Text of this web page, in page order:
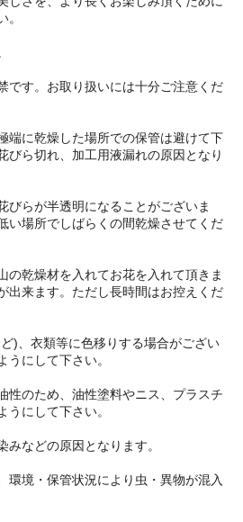
。
です。お取り扱いには十分ご注意くだ
端に乾燥した場所での保管は避けて下
びら切れ、加工用液漏れの原因となり
びらが半透明になることがございま
い場所でしばらくの間乾燥させてくだ
乾燥材を入れてお花を入れて頂きま
出来ます。ただし長時間はお控えくだ
)、衣類等に色移りする場合がござい
うにして下さい。
性のため、油性塗料やニス、プラスチ
うにして下さい。
みなどの原因となります。
環境・保管状況により虫・異物が混入